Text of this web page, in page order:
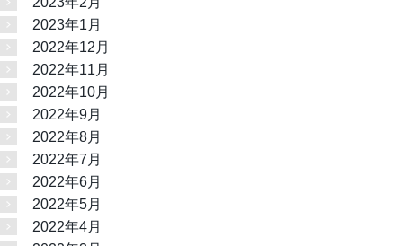
2023年1月
2022年12月
2022年11月
2022年10月
2022年9月
2022年8月
2022年7月
2022年6月
2022年5月
2022年4月